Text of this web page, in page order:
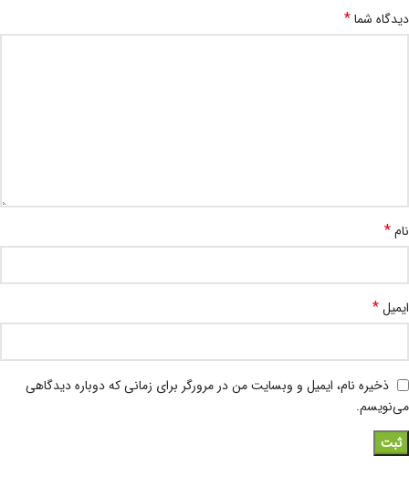
دیدگاه شما*
نام*
ایمیل*
ذخیره نام، ایمیل و وبسایت من در مرورگر برای زمانی که دوباره دیدگاهی
می‌نویسم.